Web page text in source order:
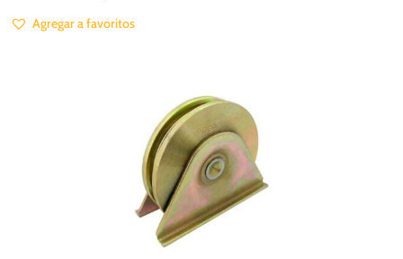
Agregar a favoritos